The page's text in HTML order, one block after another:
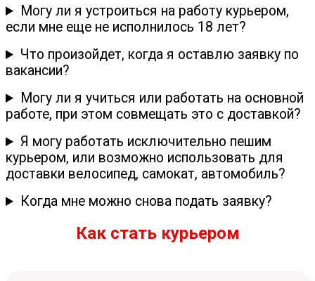
Могу ли я устроиться на работу курьером,
если мне еще не исполнилось 18 лет?
Что произойдет, когда я оставлю заявку по
вакансии?
Могу ли я учиться или работать на основной
работе, при этом совмещать это с доставкой?
Я могу работать исключительно пешим
курьером, или возможно использовать для
доставки велосипед, самокат, автомобиль?
Когда мне можно снова подать заявку?
Как стать курьером